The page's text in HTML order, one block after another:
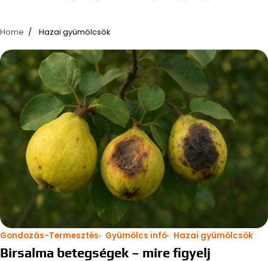
Home Hazai gyümölcsök
Gondozás-Termesztés Gyümölcs infó Hazai gyümölcsök
Birsalma betegségek – mire figyelj